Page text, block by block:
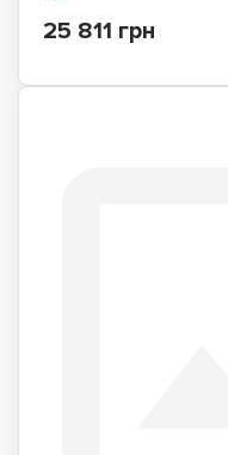
25 811 грн